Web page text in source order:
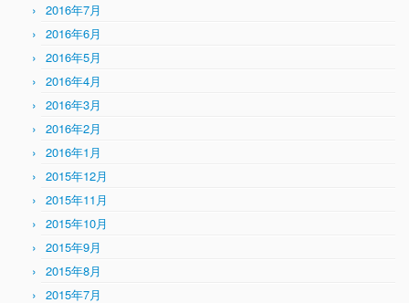
2016年7月
2016年6月
2016年5月
2016年4月
2016年3月
2016年2月
2016年1月
2015年12月
2015年11月
2015年10月
2015年9月
2015年8月
2015年7月